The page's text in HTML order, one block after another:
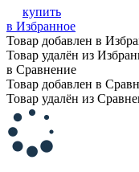
купить
в Избранное
Товар добавлен в
Товар удалён из
в Сравнение
Товар добавлен в
Товар удалён из